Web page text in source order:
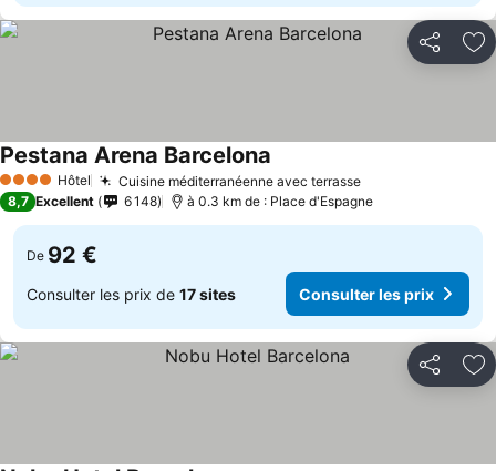
Partager
4 Étoiles Hôtel Cuisine méditerranéenne avec terrasse
Pestana Arena Barcelona
8,7 Excellent 6 148 à 0.3 km de : Place d'Espagne
De 92 €
Consulter les prix de 17 sites Consulter les prix
Partager